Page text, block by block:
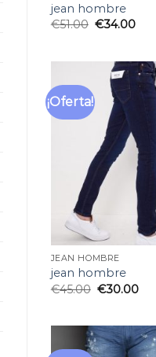
jean hombre
€51.00 €34.00
¡Oferta!
JEAN HOMBRE
jean hombre
€45.00 €30.00